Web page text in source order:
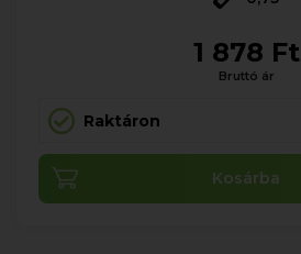
1 878 Ft
Bruttó ár
Raktáron
Kosárba